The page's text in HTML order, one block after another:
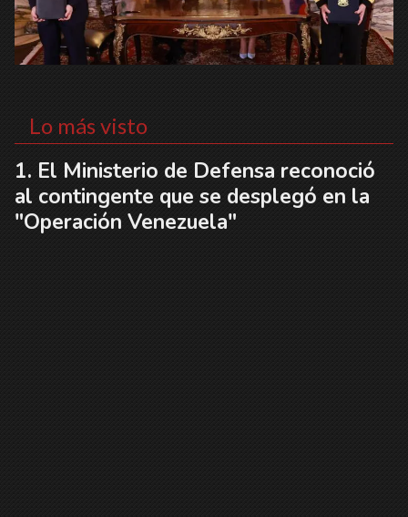
Lo más visto
El Ministerio de Defensa reconoció
al contingente que se desplegó en la
"Operación Venezuela"